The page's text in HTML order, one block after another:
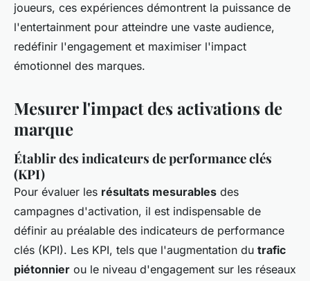
joueurs, ces expériences démontrent la puissance de
l'entertainment pour atteindre une vaste audience,
redéfinir l'engagement et maximiser l'impact
émotionnel des marques.
Mesurer l'impact des activations de
marque
Établir des indicateurs de performance clés
(KPI)
Pour évaluer les résultats mesurables des
campagnes d'activation, il est indispensable de
définir au préalable des indicateurs de performance
clés (KPI). Les KPI, tels que l'augmentation du trafic
piétonnier ou le niveau d'engagement sur les réseaux